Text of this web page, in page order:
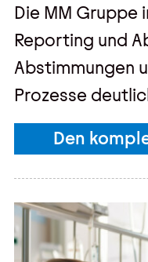
Die MM Gruppe
Reporting und
Abstimmungen
Prozesse
Den